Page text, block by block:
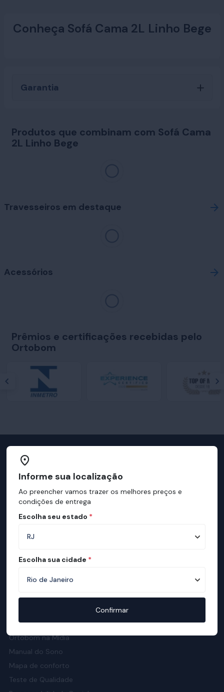
Conheça Sofá Cama 2L Linho Bege
Garantia
Produtos que combinam com Sofá Cama
2L Linho Bege
Travesseiros em destaque
Acessórios
Prêmios e certificações recebidas pelo
Ortobom
Nossa equipe de consultores está
Mapa de Lojas
Ortobom na Mídia
Manual do Sono
Mapa de conforto
Teste de Qualidade
Informe sua localização
Ao preencher vamos trazer os melhores preços e
condições de entrega
Escolha seu estado *
Escolha sua cidade *
Confirmar